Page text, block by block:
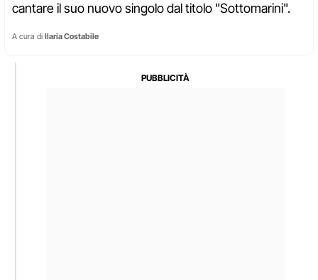
cantare il suo nuovo singolo dal titolo "Sottomarini".
A cura di Ilaria Costabile